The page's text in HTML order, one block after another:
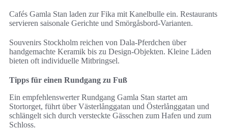
Cafés Gamla Stan laden zur Fika mit Kanelbulle ein. Restaurants
servieren saisonale Gerichte und Smörgåsbord-Varianten.
Souvenirs Stockholm reichen von Dala-Pferdchen über
handgemachte Keramik bis zu Design-Objekten. Kleine Läden
bieten oft individuelle Mitbringsel.
Tipps für einen Rundgang zu Fuß
Ein empfehlenswerter Rundgang Gamla Stan startet am
Stortorget, führt über Västerlånggatan und Österlånggatan und
schlängelt sich durch versteckte Gässchen zum Hafen und zum
Schloss.